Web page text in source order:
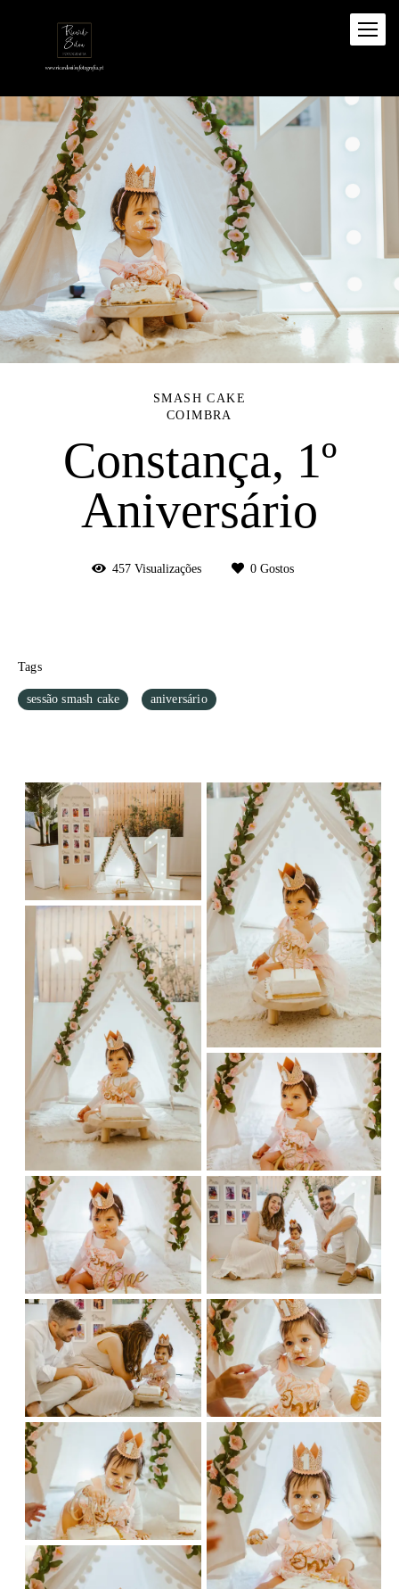
SMASH CAKE
COIMBRA
Constança, 1º
Aniversário
457 Visualizações 0 Gostos
Tags
sessão smash cake aniversário